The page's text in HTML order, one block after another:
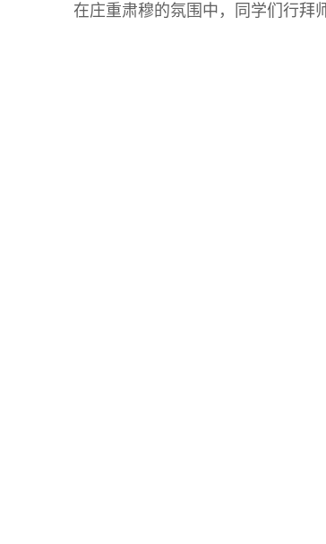
在庄重肃穆的氛围中，同学们行拜